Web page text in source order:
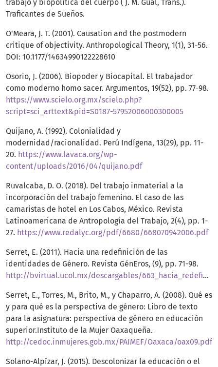
trabajo y biopolítica del cuerpo ( J. M. Gual, Trans.).
Traficantes de Sueños.
O'Meara, J. T. (2001). Causation and the postmodern
critique of objectivity. Anthropological Theory, 1(1), 31-56.
DOI: 10.1177/14634990122228610
Osorio, J. (2006). Biopoder y Biocapital. El trabajador
como moderno homo sacer. Argumentos, 19(52), pp. 77-98.
https://www.scielo.org.mx/scielo.php?
script=sci_arttext&pid=S0187-57952006000300005
Quijano, A. (1992). Colonialidad y
modernidad/racionalidad. Perú Indígena, 13(29), pp. 11-
20. https://www.lavaca.org/wp-
content/uploads/2016/04/quijano.pdf
Ruvalcaba, D. O. (2018). Del trabajo inmaterial a la
incorporación del trabajo femenino. El caso de las
camaristas de hotel en Los Cabos, México. Revista
Latinoamericana de Antropología del Trabajo, 2(4), pp. 1-
27. https://www.redalyc.org/pdf/6680/668070942006.pdf
Serret, E. (2011). Hacia una redefinición de las
identidades de Género. Revista GénEros, (9), pp. 71-98.
http://bvirtual.ucol.mx/descargables/663_hacia_redefinicion_identidades.pdf
Serret, E., Torres, M., Brito, M., y Chaparro, A. (2008). Qué es
y para qué es la perspectiva de género: Libro de texto
para la asignatura: perspectiva de género en educación
superior.Instituto de la Mujer Oaxaqueña.
http://cedoc.inmujeres.gob.mx/PAIMEF/Oaxaca/oax09.pdf
Solano-Alpízar, J. (2015). Descolonizar la educación o el